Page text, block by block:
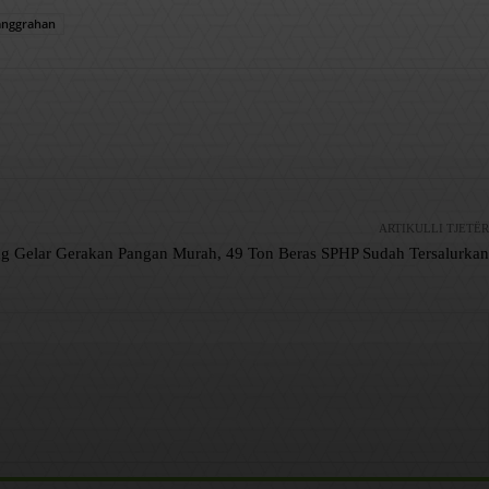
ARTIKULLI TJETËR
Gelar Gerakan Pangan Murah, 49 Ton Beras SPHP Sudah Tersalurkan